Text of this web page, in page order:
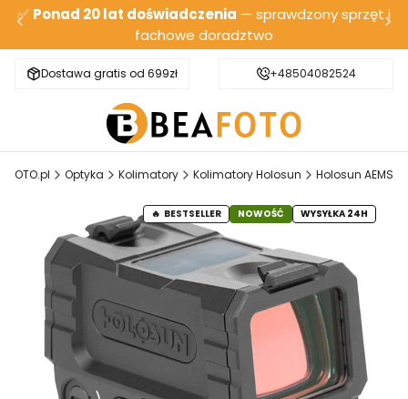
✅ Ponad 20 lat doświadczenia — sprawdzony sprzęt i
fachowe doradztwo
Dostawa gratis od 699zł Bezpieczna wysyłka
+48504082524
Optyka Kolimatory Kolimatory Holosun Holosun AEMS
BESTSELLER NOWOŚĆ WYSYŁKA 24H